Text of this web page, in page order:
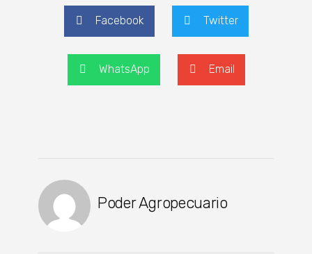
Facebook Twitter
WhatsApp Email
Poder Agropecuario